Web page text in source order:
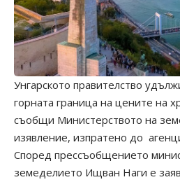
Унгарското правителство
горната граница на цените на
съобщи Министерството на
изявление, изпратено до
Според прессъобщението
земеделието Ищван Наги е